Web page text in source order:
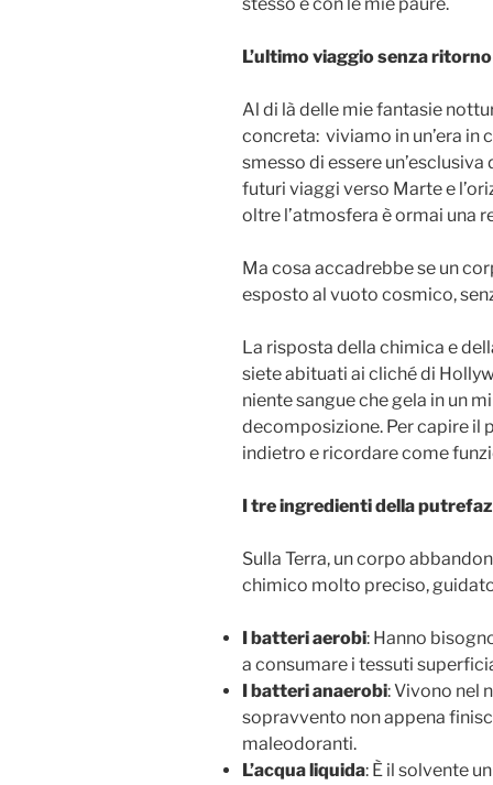
L’ultimo viaggio senza ritorno
Al di là delle mie fantasie
concreta: viviamo in un’era in
smesso di essere
futuri viaggi verso Marte e
oltre l’atmosfera è ormai una
Ma cosa accadrebbe se un
esposto al vuoto cosmico,
La risposta della chimica e
siete abituati ai cliché di
niente sangue che gela in un
decomposizione. Per capire il
indietro e ricordare come
I tre ingredienti della
Sulla Terra, un corpo
chimico molto preciso,
I batteri aerobi: Hanno
a consumare i tessuti
I batteri anaerobi: Vivono nel
sopravvento non appena
maleodoranti.
L’acqua liquida: È il solvente